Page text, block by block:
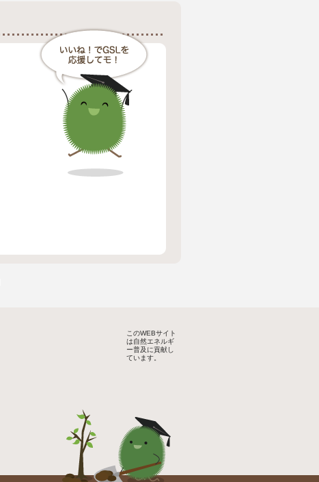
このWEBサイト
は自然エネルギ
ー普及に貢献し
ています。